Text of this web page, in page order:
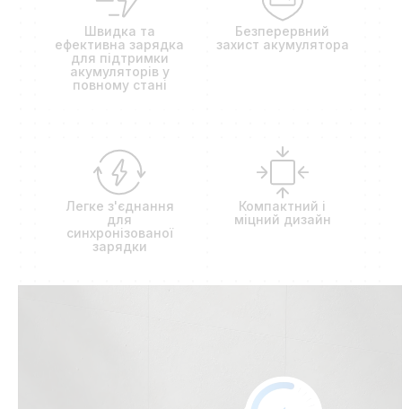
Швидка та
ефективна зарядка
для підтримки
акумуляторів у
повному стані
Безперервний
захист акумулятора
Легке з'єднання
для
синхронізованої
зарядки
Компактний і
міцний дизайн